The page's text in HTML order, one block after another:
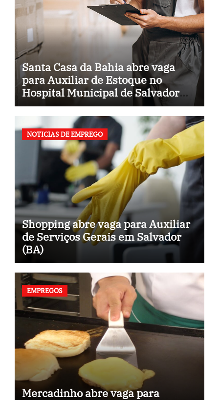
Santa Casa da Bahia abre vaga
para Auxiliar de Estoque no
Hospital Municipal de Salvador
(BA)
NOTICIAS DE EMPREGO
Shopping abre vaga para Auxiliar
de Serviços Gerais em Salvador
(BA)
EMPREGOS
Mercadinho abre vaga para